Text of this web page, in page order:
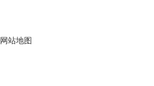
网站地图